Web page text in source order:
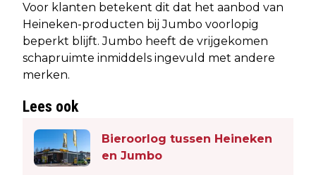
Voor klanten betekent dit dat het aanbod van
Heineken-producten bij Jumbo voorlopig
beperkt blijft. Jumbo heeft de vrijgekomen
schapruimte inmiddels ingevuld met andere
merken.
Lees ook
Bieroorlog tussen Heineken
en Jumbo